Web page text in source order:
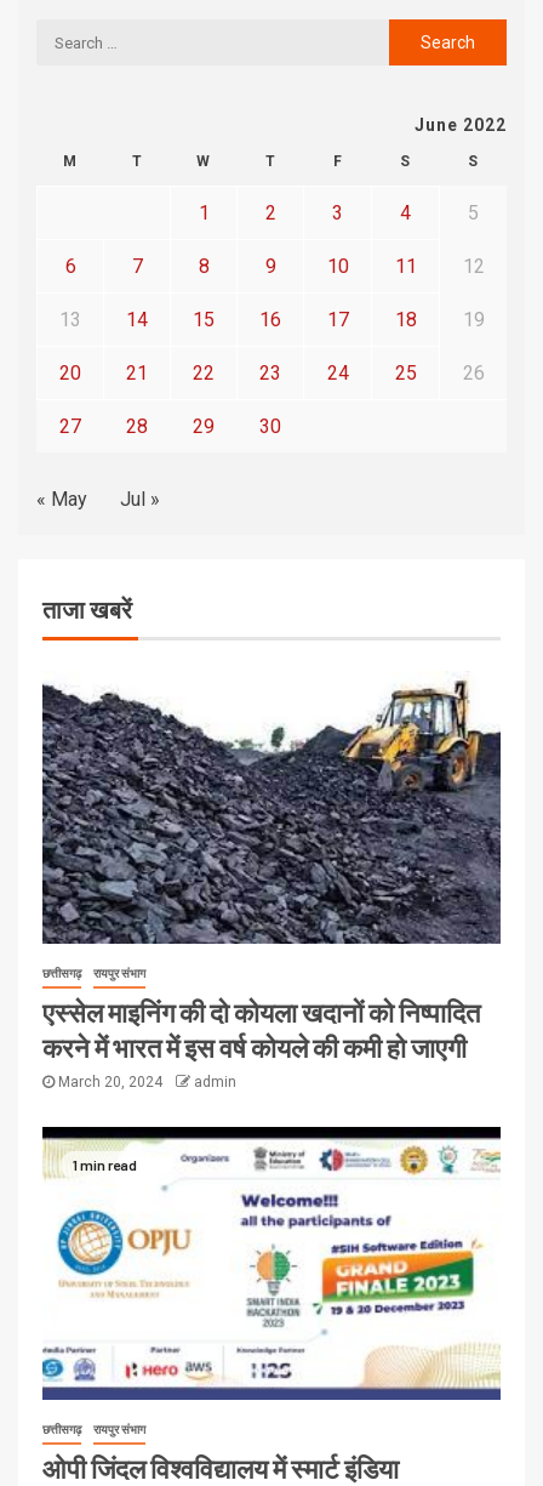
June 2022
M T W T F S S
1 2 3 4 5
6 7 8 9 10 11 12
13 14 15 16 17 18 19
20 21 22 23 24 25 26
27 28 29 30
« May Jul »
ताजा खबरें
छत्तीसगढ़ रायपुर संभाग
एस्सेल माइनिंग की दो कोयला खदानों को निष्पादित
करने में भारत में इस वर्ष कोयले की कमी हो जाएगी
March 20, 2024 admin
1 min read
छत्तीसगढ़ रायपुर संभाग
ओपी जिंदल विश्वविद्यालय में स्मार्ट इंडिया